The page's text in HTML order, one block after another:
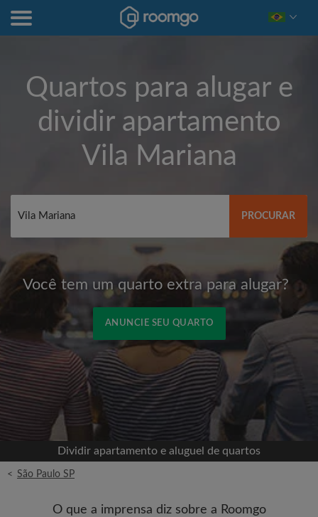
Quartos para alugar e
dividir apartamento
Vila Mariana
PROCURAR
Você tem um quarto extra para alugar?
ANUNCIE SEU QUARTO
Cadastrar-se com o Facebook
Jamais publicaremos na sua linha do tempo sem
sua permissão
OU
Dividir apartamento e aluguel de quartos
< São Paulo SP
O que a imprensa diz sobre a Roomgo